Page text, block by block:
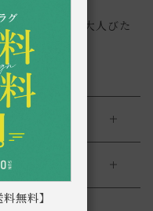
的な影模様が大人びた
っては、掲載の画像と実
無料】